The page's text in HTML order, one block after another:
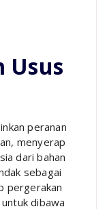
Usus
peranan
menyerap
dari bahan
sebagai
pergerakan
dibawa